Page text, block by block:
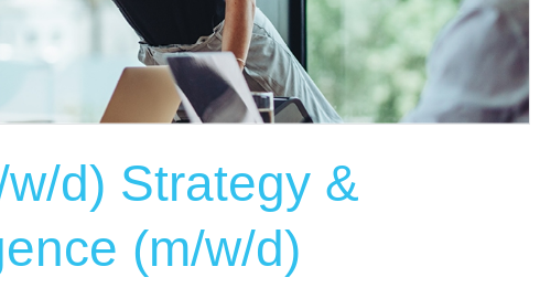
d) Strategy &
(m/w/d)